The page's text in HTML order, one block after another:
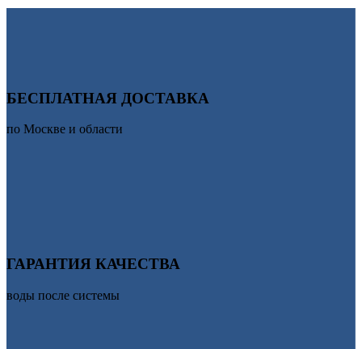
БЕСПЛАТНАЯ ДОСТАВКА
по Москве и области
ГАРАНТИЯ КАЧЕСТВА
воды после системы